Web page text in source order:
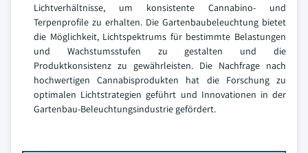
Lichtverhältnisse, um konsistente Cannabino- und
Terpenprofile zu erhalten. Die Gartenbaubeleuchtung bietet
die Möglichkeit, Lichtspektrums für bestimmte Belastungen
und Wachstumsstufen zu gestalten und die
Produktkonsistenz zu gewährleisten. Die Nachfrage nach
hochwertigen Cannabisprodukten hat die Forschung zu
optimalen Lichtstrategien geführt und Innovationen in der
Gartenbau-Beleuchtungsindustrie gefördert.